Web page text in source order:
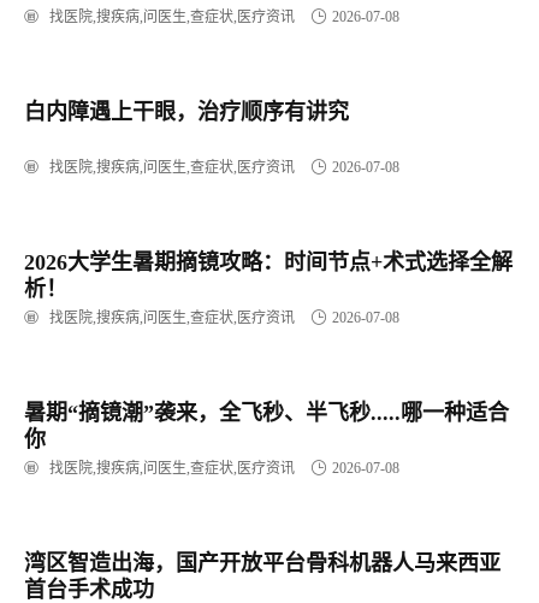
找医院,搜疾病,问医生,查症状,医疗资讯 2026-07-08
​白内障遇上干眼，治疗顺序有讲究
找医院,搜疾病,问医生,查症状,医疗资讯 2026-07-08
2026大学生暑期摘镜攻略：时间节点+术式选择全解
析！
找医院,搜疾病,问医生,查症状,医疗资讯 2026-07-08
暑期“摘镜潮”袭来，全飞秒、半飞秒.....哪一种适合
你
找医院,搜疾病,问医生,查症状,医疗资讯 2026-07-08
湾区智造出海，国产开放平台骨科机器人马来西亚
首台手术成功